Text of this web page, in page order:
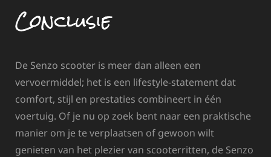
Conclusie
De Senzo scooter is meer dan alleen een
vervoermiddel; het is een lifestyle-statement dat
comfort, stijl en prestaties combineert in één
voertuig. Of je nu op zoek bent naar een praktische
manier om je te verplaatsen of gewoon wilt
genieten van het plezier van scooterritten, de Senzo